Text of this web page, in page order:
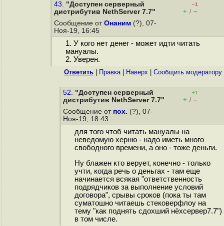
43. "Доступен серверный
дистрибутив NethServer 7.7"
–1
+ / –
Сообщение от Онаним (?), 07-
Ноя-19, 16:45
1. У кого нет денег - может идти читать
мануалы.
2. Уверен.
Ответить Правка| Наверх Cообщить модератору
52. "Доступен серверный
дистрибутив NethServer 7.7"
+1
+ / –
Сообщение от пох. (?), 07-
Ноя-19, 18:43
для того чтоб читать мануалы на
неведомую херню - надо иметь много
свободного времени, а оно - тоже деньги.
Ну блажен кто верует, конечно - только
учти, когда речь о деньгах - там еще
начинается всякая "ответственность
подрядчиков за выполнение условий
договора", срывы сроков (пока ты там
суматошно читаешь стековерфлоу на
тему "как поднять сдохший нёхсервер7.7")
в том числе.